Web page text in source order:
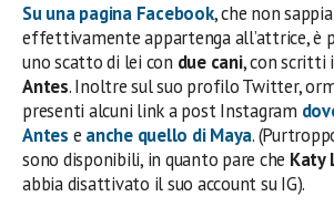
Su una pagina Facebook, che non
effettivamente appartenga all’attrice, è
uno scatto di lei con due cani, con scritti
Antes. Inoltre sul suo profilo Twitter,
presenti alcuni link a post Instagram
Antes e anche quello diMaya.
sono disponibili, in quanto pare che Katy
abbia disattivato il suo account su IG).